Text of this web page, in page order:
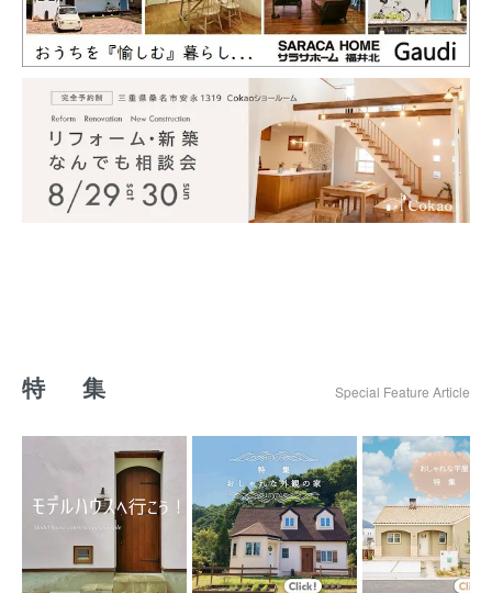
特 集 Special Feature Article